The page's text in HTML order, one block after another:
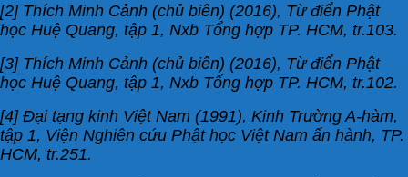
[2] Thích Minh Cảnh (chủ biên) (2016), Từ điển Phật
học Huệ Quang, tập 1, Nxb Tổng hợp TP. HCM, tr.103.
[3] Thích Minh Cảnh (chủ biên) (2016), Từ điển Phật
học Huệ Quang, tập 1, Nxb Tổng hợp TP. HCM, tr.102.
[4] Đại tạng kinh Việt Nam (1991), Kinh Trường A-hàm,
tập 1, Viện Nghiên cứu Phật học Việt Nam ấn hành, TP.
HCM, tr.251.